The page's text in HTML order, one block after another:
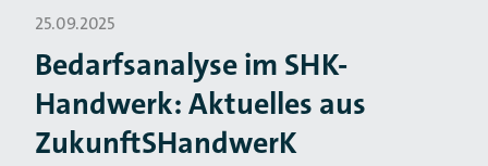
25.09.2025
Bedarfsanalyse im SHK-
Handwerk: Aktuelles aus
ZukunftSHandwerK